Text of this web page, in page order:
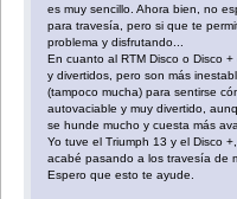
es muy sencillo. Ahora bien, no
para travesía, pero si que te
problema y disfrutando...
En cuanto al RTM Disco o Disco
y divertidos, pero son más
(tampoco mucha) para sentirse
autovaciable y muy divertido,
se hunde mucho y cuesta más
Yo tuve el Triumph 13 y el Disco
acabé pasando a los travesía de
Espero que esto te ayude.